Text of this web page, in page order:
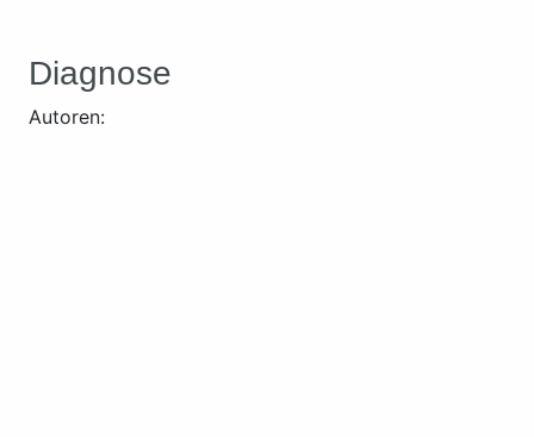
Diagnose
Autoren: